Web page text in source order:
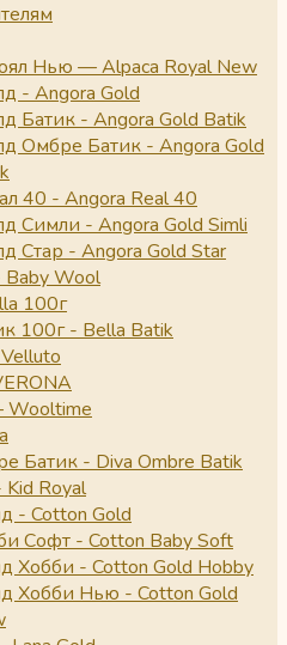
Нью — Alpaca Royal New
- Angora Gold
Батик - Angora Gold Batik
Омбре Батик - Angora Gold
40 - Angora Real 40
Симли - Angora Gold Simli
Стар - Angora Gold Star
Wool
100г
100г - Bella Batik
Wooltime
Батик - Diva Ombre Batik
Royal
- Cotton Gold
Софт - Cotton Baby Soft
Хобби - Cotton Gold Hobby
Хобби Нью - Cotton Gold